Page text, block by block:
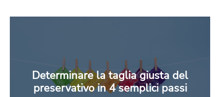
Determinare la taglia giusta del
preservativo in 4 semplici passi